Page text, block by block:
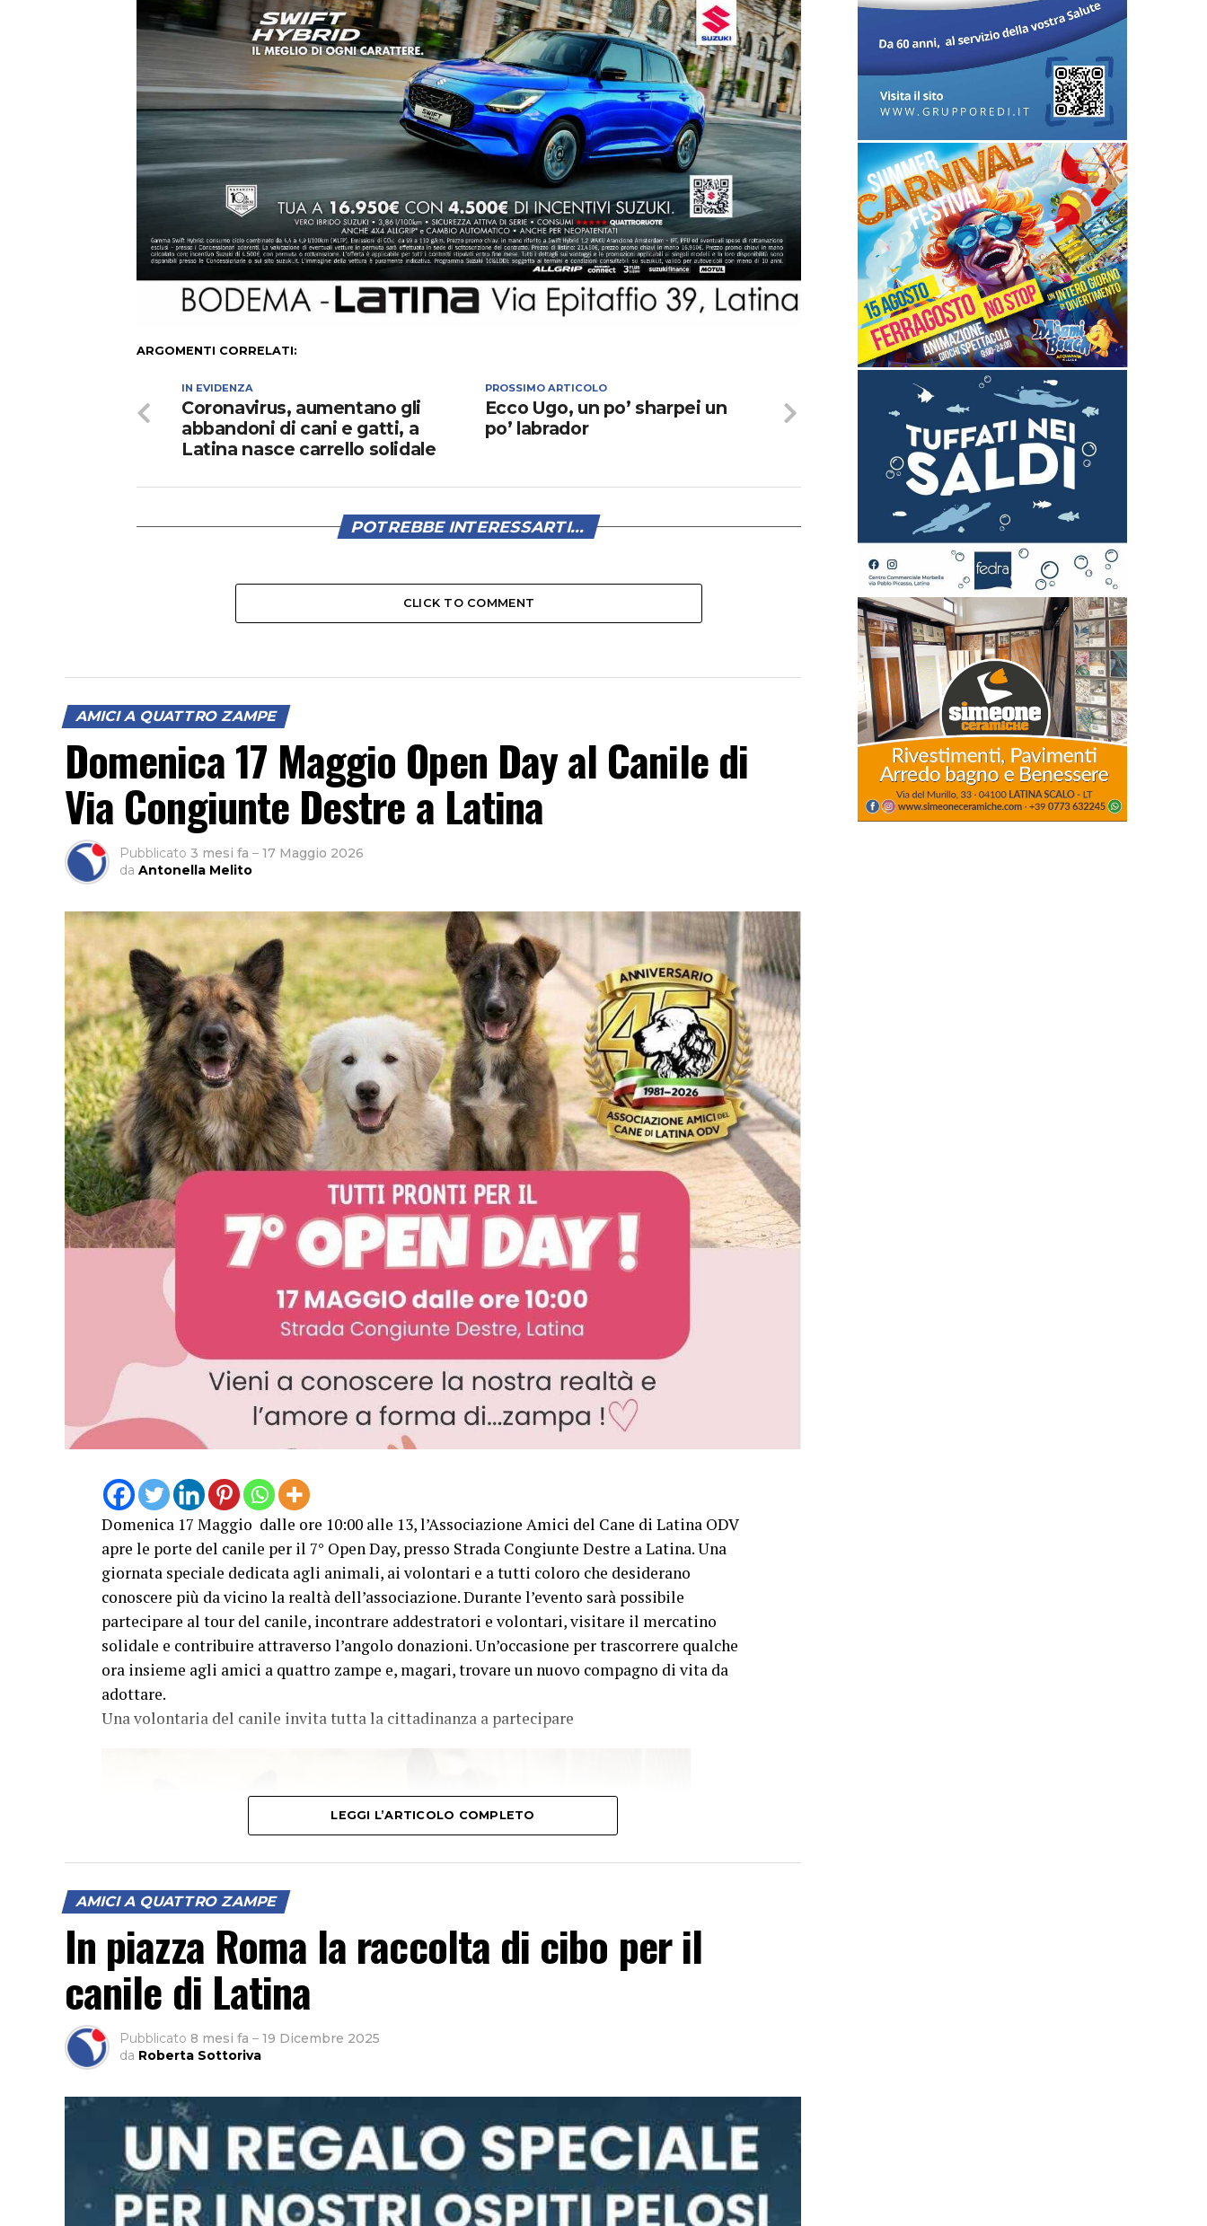
ARGOMENTI CORRELATI:
PROSSIMO ARTICOLO
Ecco Ugo, un po’ sharpei un
po’ labrador
IN EVIDENZA
Coronavirus, aumentano gli
abbandoni di cani e gatti, a
Latina nasce carrello solidale
POTREBBE INTERESSARTI...
CLICK TO COMMENT
AMICI A QUATTRO ZAMPE
Domenica 17 Maggio Open Day al Canile di
Via Congiunte Destre a Latina
Pubblicato 3 mesi fa – 17 Maggio 2026
da Antonella Melito
Domenica 17 Maggio dalle ore 10:00 alle 13, l’Associazione Amici del Cane di Latina ODV
apre le porte del canile per il 7° Open Day, presso Strada Congiunte Destre a Latina. Una
giornata speciale dedicata agli animali, ai volontari e a tutti coloro che desiderano
conoscere più da vicino la realtà dell’associazione. Durante l’evento sarà possibile
partecipare al tour del canile, incontrare addestratori e volontari, visitare il mercatino
solidale e contribuire attraverso l’angolo donazioni. Un’occasione per trascorrere qualche
ora insieme agli amici a quattro zampe e, magari, trovare un nuovo compagno di vita da
adottare.
Una volontaria del canile invita tutta la cittadinanza a partecipare
LEGGI L’ARTICOLO COMPLETO
AMICI A QUATTRO ZAMPE
In piazza Roma la raccolta di cibo per il
canile di Latina
Pubblicato 8 mesi fa – 19 Dicembre 2025
da Roberta Sottoriva